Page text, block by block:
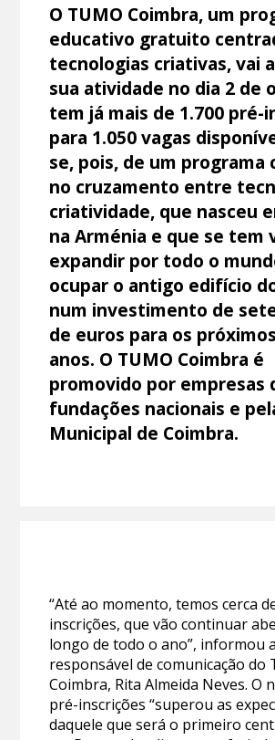
O TUMO Coimbra, um
educativo gratuito
tecnologias criativas, vai
sua atividade no dia 2 de
tem já mais de 1.700 pré-
para 1.050 vagas
se, pois, de um programa
no cruzamento entre
criatividade, que nasceu
na Arménia e que se tem
expandir por todo o
ocupar o antigo edifício
num investimento de
de euros para os
anos. O TUMO Coimbra é
promovido por empresas
fundações nacionais e
Municipal de Coimbra.
“Até ao momento, temos cerca
inscrições, que vão continuar
longo de todo o ano”, informou a
responsável de comunicação do
Coimbra, Rita Almeida Neves. O
pré-inscrições “superou as
daquele que será o primeiro